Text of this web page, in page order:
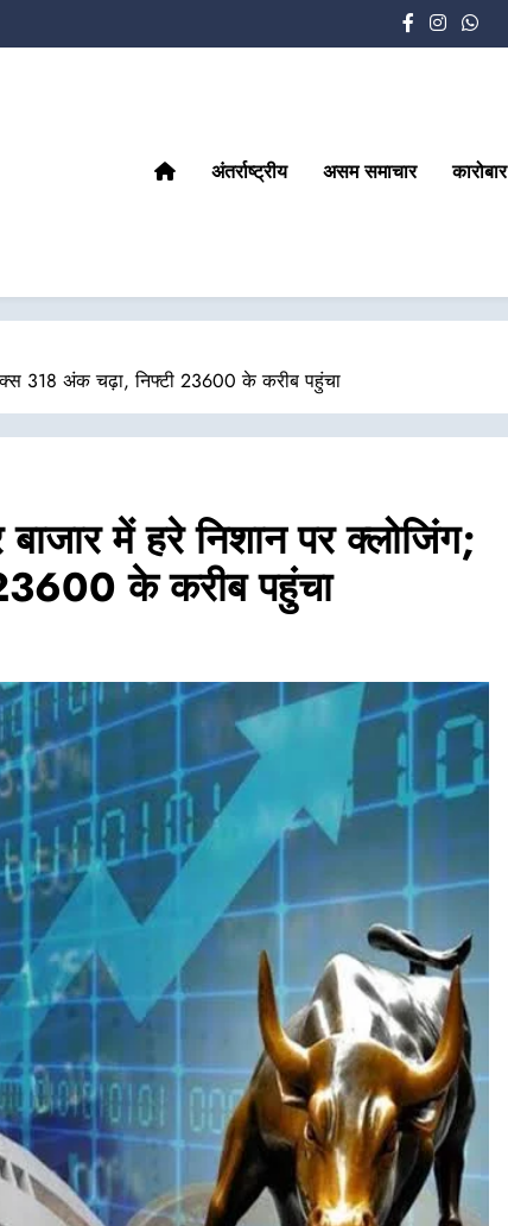
अंतर्राष्ट्रीय असम समाचार कारोबार
318 अंक चढ़ा, निफ्टी 23600 के करीब पहुंचा
में हरे निशान पर क्लोजिंग;
के करीब पहुंचा
नीलकंठ कांवड़ संघ के 140 श्रद्धालु बाबा
बैद्यनाथ धाम रवाना, 14 अगस्त को करेंगे
जलाभिषेक
June 15, 2026